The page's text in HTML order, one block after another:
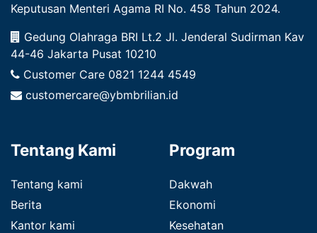
Keputusan Menteri Agama RI No. 458 Tahun 2024.
Gedung Olahraga BRI Lt.2 Jl. Jenderal Sudirman Kav
44-46 Jakarta Pusat 10210
Customer Care 0821 1244 4549
customercare@ybmbrilian.id
Tentang Kami
Tentang kami
Berita
Kantor kami
Program
Dakwah
Ekonomi
Kesehatan